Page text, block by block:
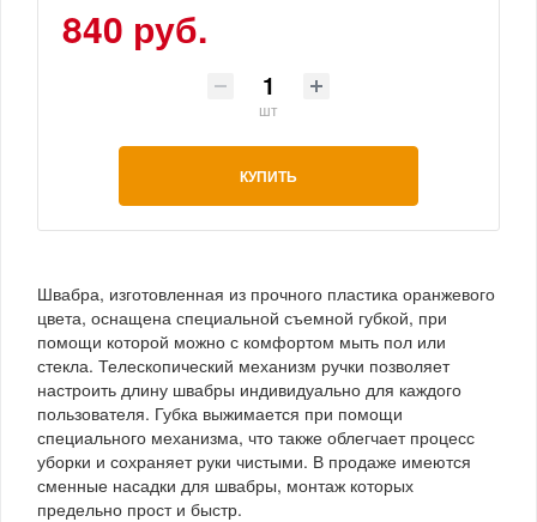
840 руб.
шт
КУПИТЬ
Швабра, изготовленная из прочного пластика оранжевого
цвета, оснащена специальной съемной губкой, при
помощи которой можно с комфортом мыть пол или
стекла. Телескопический механизм ручки позволяет
настроить длину швабры индивидуально для каждого
пользователя. Губка выжимается при помощи
специального механизма, что также облегчает процесс
уборки и сохраняет руки чистыми. В продаже имеются
сменные насадки для швабры, монтаж которых
предельно прост и быстр.